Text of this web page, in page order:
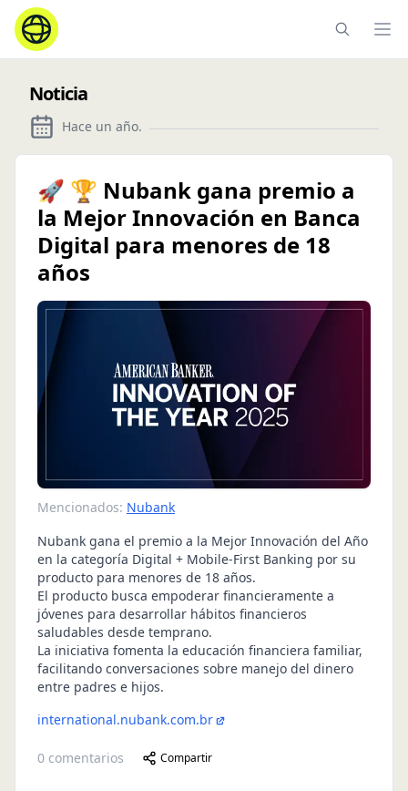
Noticia
Hace un año.
🚀 🏆 Nubank gana premio a
la Mejor Innovación en Banca
Digital para menores de 18
años
Mencionados: Nubank
Nubank gana el premio a la Mejor Innovación del Año
en la categoría Digital + Mobile-First Banking por su
producto para menores de 18 años.
El producto busca empoderar financieramente a
jóvenes para desarrollar hábitos financieros
saludables desde temprano.
La iniciativa fomenta la educación financiera familiar,
facilitando conversaciones sobre manejo del dinero
entre padres e hijos.
international.nubank.com.br
0 comentarios Compartir